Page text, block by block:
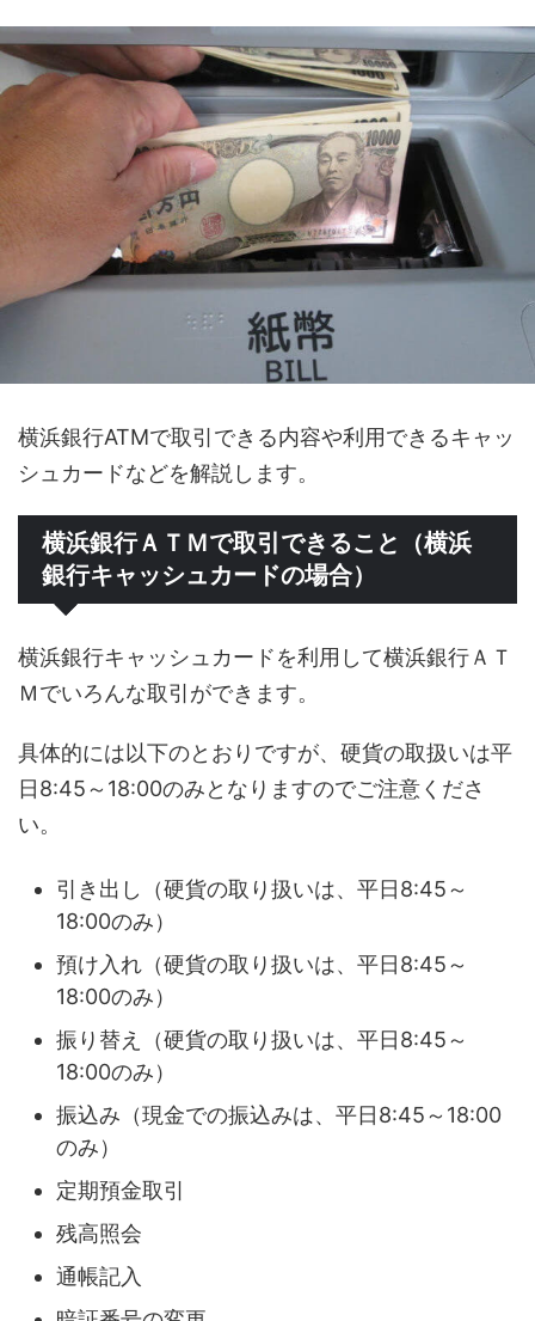
横浜銀行ATMで取引できる内容や利用できるキャッ
シュカードなどを解説します。
横浜銀行ＡＴＭで取引できること（横浜
銀行キャッシュカードの場合）
横浜銀行キャッシュカードを利用して横浜銀行ＡＴ
Ｍでいろんな取引ができます。
具体的には以下のとおりですが、硬貨の取扱いは平
日8:45～18:00のみとなりますのでご注意くださ
い。
引き出し（硬貨の取り扱いは、平日8:45～
18:00のみ）
預け入れ（硬貨の取り扱いは、平日8:45～
18:00のみ）
振り替え（硬貨の取り扱いは、平日8:45～
18:00のみ）
振込み（現金での振込みは、平日8:45～18:00
のみ）
定期預金取引
残高照会
通帳記入